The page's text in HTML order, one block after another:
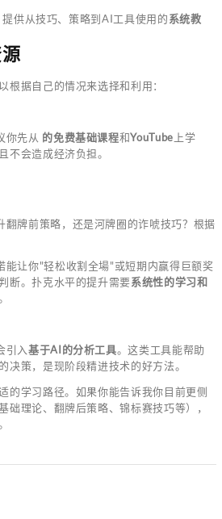
| 提供从技巧、策略到AI工具使用的系统教
根据自己的情况来选择和利用：
你先从 的免费基础课程和YouTube 上学
不会造成经济负担。
翻牌前策略，还是河牌圈的诈唬技巧？根据
能让你"轻松收割全場"或短期内赢得巨额奖
断。扑克水平的提升需要系统性的学习和
引入基于AI的分析工具。这类工具能帮助
决策，是现阶段精进技术的好方法。
的学习路径。如果你能告诉我你目前更侧
础理论、翻牌后策略、锦标赛技巧等），